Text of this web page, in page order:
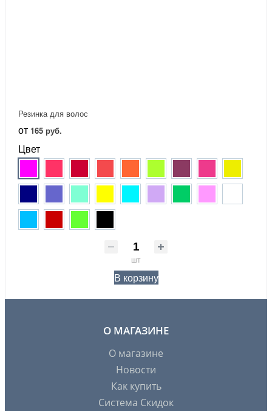
Резинка для волос
от 165 руб.
Цвет
шт
В корзину
О МАГАЗИНЕ
О магазине
Новости
Как купить
Система Скидок